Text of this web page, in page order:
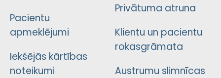
Pacientu
apmeklējumi
Iekšējās kārtības
noteikumi
Privātuma atruna
Klientu un pacientu
rokasgrāmata
Austrumu slimnīcas